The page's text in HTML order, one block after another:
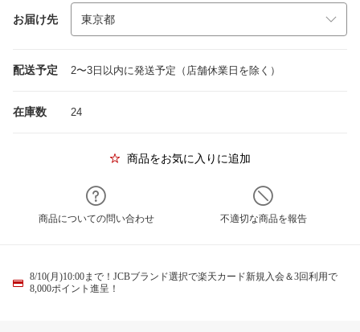
お届け先
配送予定 2〜3日以内に発送予定（店舗休業日を除く）
在庫数 24
商品をお気に入りに追加
商品についての問い合わせ 不適切な商品を報告
8/10(月)10:00まで！JCBブランド選択で楽天カード新規入会＆3回利用で
8,000ポイント進呈！